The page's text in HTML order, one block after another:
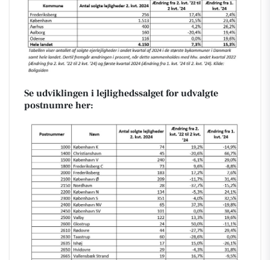
Se udviklingen i lejlighedssalget for udvalgte
postnumre her: